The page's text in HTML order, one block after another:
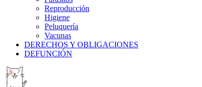
Reproducción
Higiene
Peluquería
Vacunas
DERECHOS Y OBLIGACIONES
DEFUNCIÓN